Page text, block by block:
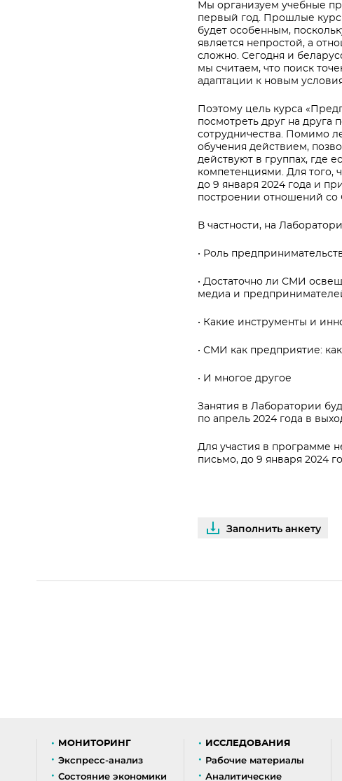
Мы организуем учебные
первый год. Прошлые
будет особенным,
является непростой, а
сложно. Сегодня и
мы считаем, что поиск
адаптации к новым
Поэтому цель курса
посмотреть друг на
сотрудничества. Помимо
обучения действием,
действуют в группах, где
компетенциями. Для того,
до 9 января 2024 года и
построении отношений
В частности, на
• Роль
• Достаточно ли СМИ
медиа и
• Какие инструменты и
• СМИ как предприятие:
• И многое другое
Занятия в Лаборатории
по апрель 2024 года в
Для участия в программе
письмо, до 9 января 2024
Заполнить анкету
МОНИТОРИНГ
Экспресс-анализ
Состояние экономики
ИССЛЕДОВАНИЯ
Рабочие материалы
Аналитические